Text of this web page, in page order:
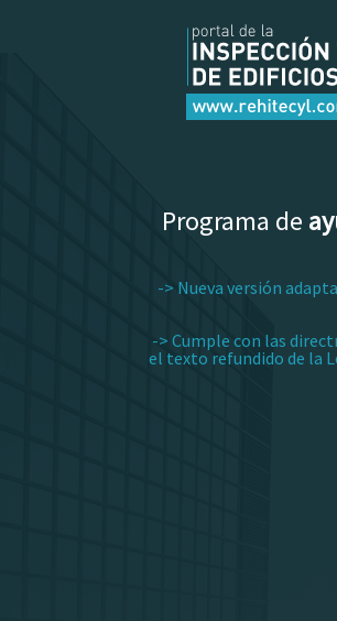
Programa de
-> Nueva versión
-> Cumple con las
el texto refundido de la